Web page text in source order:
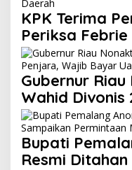
KPK Terima
Periksa
Tersangka
Gubernur
Wahid Divonis
Wajib Bayar
Miliar
Bupati
Resmi